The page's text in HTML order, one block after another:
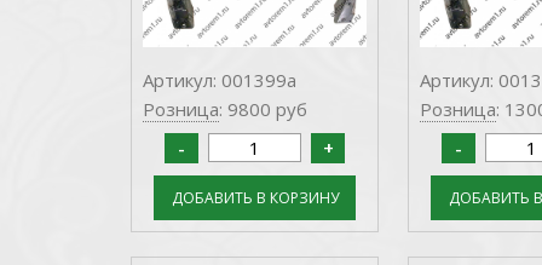
Артикул: 001399а
Розница: 9800 руб
Артикул:
Розница: